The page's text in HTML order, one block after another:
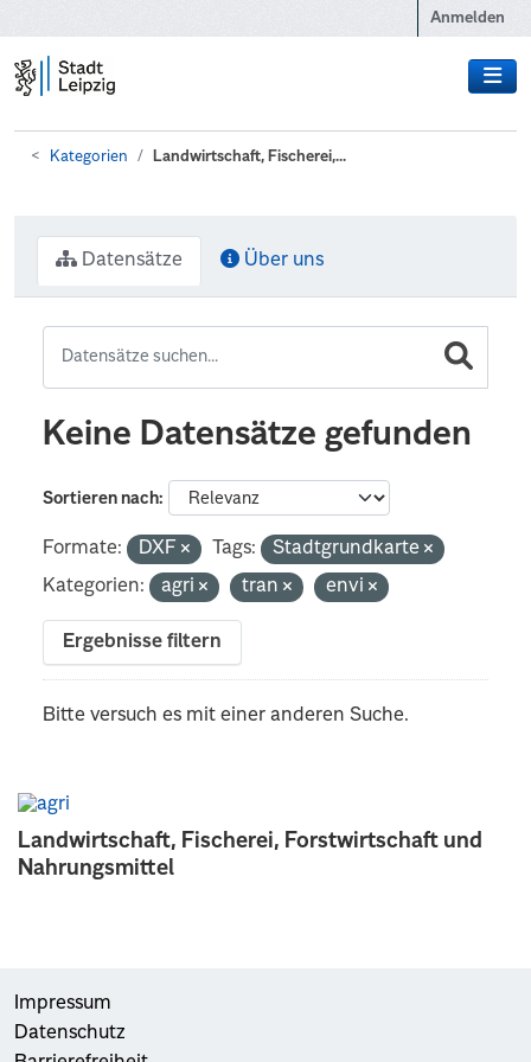
Anmelden
Kategorien Landwirtschaft, Fischerei,...
Landwirtschaft, Fischerei, Forstwirtschaft und
Nahrungsmittel
Datensätze Über uns
Keine Datensätze gefunden
Sortieren nach
Formate: DXF Tags:
Stadtgrundkarte
Kategorien:
agri tran envi
Ergebnisse filtern
Bitte versuch es mit einer anderen Suche.
Impressum
Datenschutz